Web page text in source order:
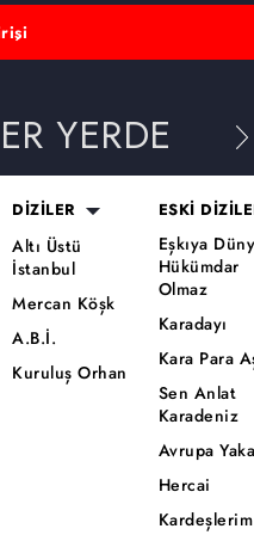
YERDE
DİZİLER
Altı Üstü
İstanbul
Mercan Köşk
A.B.İ.
Kuruluş Orhan
ESKİ
Eşkıya
Hükümdar
Olmaz
Karadayı
Kara Para
Sen Anlat
Karadeniz
Avrupa
Hercai
Kardeşlerim